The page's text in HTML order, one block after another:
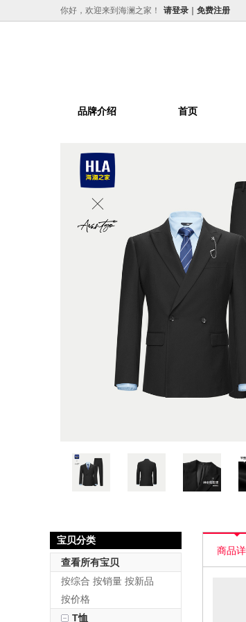
你好，欢迎来到海澜之家！ 请登录 免费注册
品牌介绍 首页
宝贝分类
查看所有宝贝
按综合 按销量 按新品
按价格
T恤
商品